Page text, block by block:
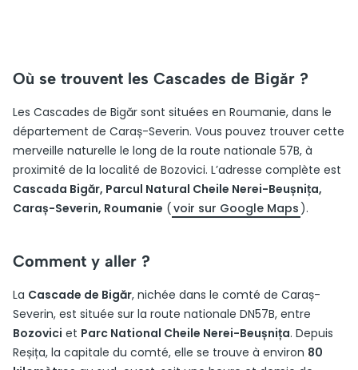
Où se trouvent les Cascades de Bigăr ?
Les Cascades de Bigăr sont situées en Roumanie, dans le
département de Caraș-Severin. Vous pouvez trouver cette
merveille naturelle le long de la route nationale 57B, à
proximité de la localité de Bozovici. L’adresse complète est
Cascada Bigăr, Parcul Natural Cheile Nerei-Beușnița,
Caraș-Severin, Roumanie (voir sur Google Maps ).
Comment y aller ?
La Cascade de Bigăr, nichée dans le comté de Caraș-
Severin, est située sur la route nationale DN57B, entre
Bozovici et Parc National Cheile Nerei-Beușnița. Depuis
Reșița, la capitale du comté, elle se trouve à environ 80